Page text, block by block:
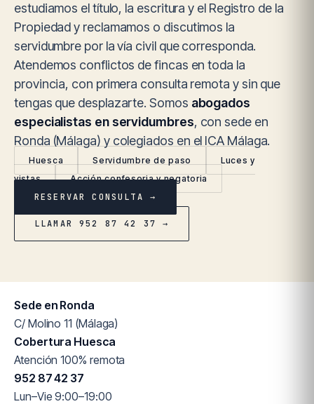
estudiamos el título, la escritura y el Registro de la
Propiedad y reclamamos o discutimos la
servidumbre por la vía civil que corresponda.
Atendemos conflictos de fincas en toda la
provincia, con primera consulta remota y sin que
tengas que desplazarte. Somos abogados
especialistas en servidumbres, con sede en
Ronda (Málaga) y colegiados en el ICA Málaga.
Huesca Servidumbre de paso
Luces y
vistas
Acción confesoria y negatoria
RESERVAR CONSULTA →
LLAMAR 952 87 42 37 →
Sede en Ronda
C/ Molino 11 (Málaga)
Cobertura Huesca
Atención 100% remota
952 87 42 37
Lun–Vie 9:00–19:00